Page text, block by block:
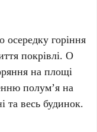
горіння
покрівлі. О
на площі
полум’я на
та весь будинок.